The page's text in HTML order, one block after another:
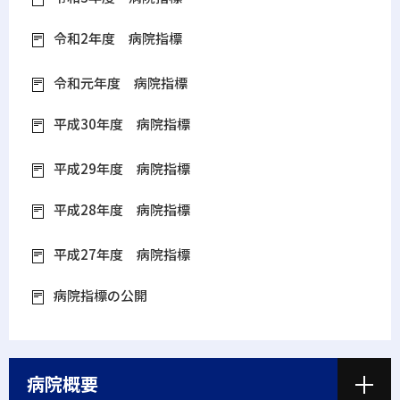
令和2年度 病院指標
令和元年度 病院指標
平成30年度 病院指標
平成29年度 病院指標
平成28年度 病院指標
平成27年度 病院指標
病院指標の公開
病院概要